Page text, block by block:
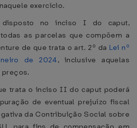
exercício.
no inciso I do caput,
as parcelas que compõem a
de que trata o art. 2º da Lei nº
de 2024, inclusive aquelas
preços.
trata o inciso II do caput poderá
de eventual prejuízo fiscal
da Contribuição Social sobre